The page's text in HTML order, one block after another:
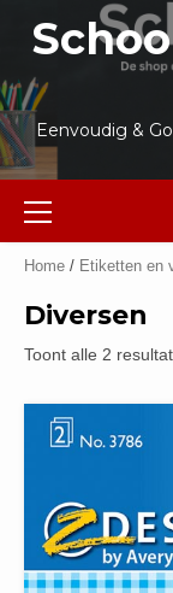
inhoud
Eenvoudig &
Primair
menu
Home / Etiketten en
Diversen
Toont alle 2